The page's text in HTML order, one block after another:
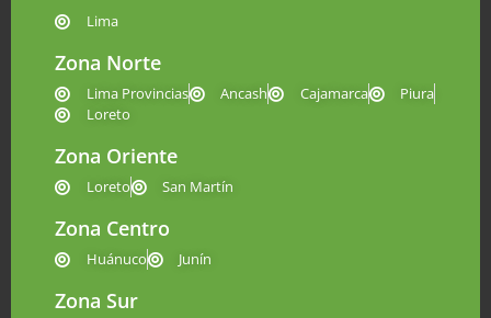
Lima
Zona Norte
Lima Provincias Ancash Cajamarca
Piura
Loreto
Zona Oriente
Loreto San Martín
Zona Centro
Huánuco Junín
Zona Sur